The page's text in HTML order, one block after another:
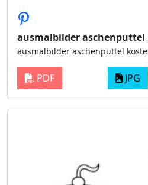
ausmalbilder aschenputtel
ausmalbilder aschenputtel
PDF JPG